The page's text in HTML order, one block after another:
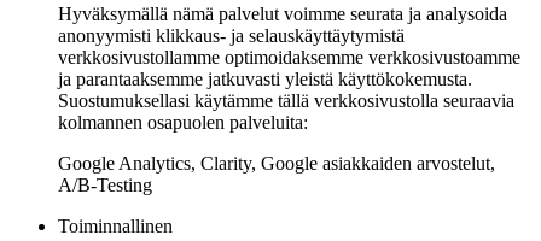
Hyväksymällä nämä palvelut voimme seurata ja analysoida
anonyymisti klikkaus- ja selauskäyttäytymistä
verkkosivustollamme optimoidaksemme verkkosivustoamme
ja parantaaksemme jatkuvasti yleistä käyttökokemusta.
Suostumuksellasi käytämme tällä verkkosivustolla seuraavia
kolmannen osapuolen palveluita:
Google Analytics, Clarity, Google asiakkaiden arvostelut,
A/B-Testing
Toiminnallinen